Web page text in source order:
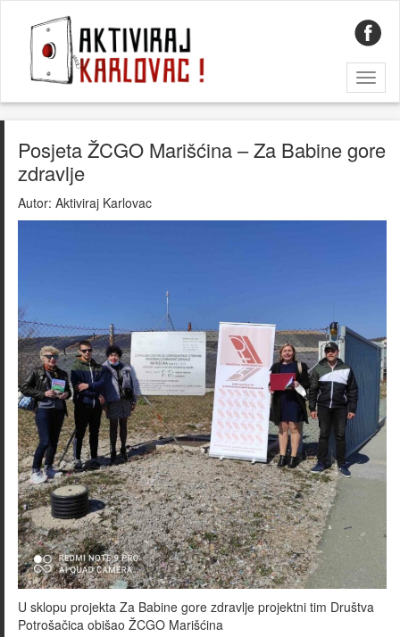
Posjeta ŽCGO Marišćina – Za Babine gore
zdravlje
Autor: Aktiviraj Karlovac
U sklopu projekta Za Babine gore zdravlje projektni tim Društva
Potrošačica obišao ŽCGO Marišćina